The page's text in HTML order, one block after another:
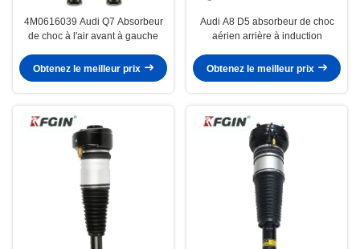
4M0616039 Audi Q7 Absorbeur
de choc à l'air avant à gauche
Obtenez le meilleur prix
Audi A8 D5 absorbeur de choc
aérien arrière à induction
Obtenez le meilleur prix